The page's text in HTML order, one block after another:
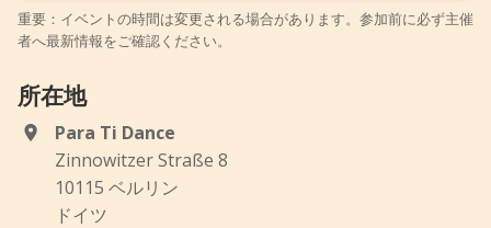
重要：イベントの時間は変更される場合があります。参加前に必ず主催
者へ最新情報をご確認ください。
所在地
Para Ti Dance
Zinnowitzer Straße 8
10115 ベルリン
ドイツ